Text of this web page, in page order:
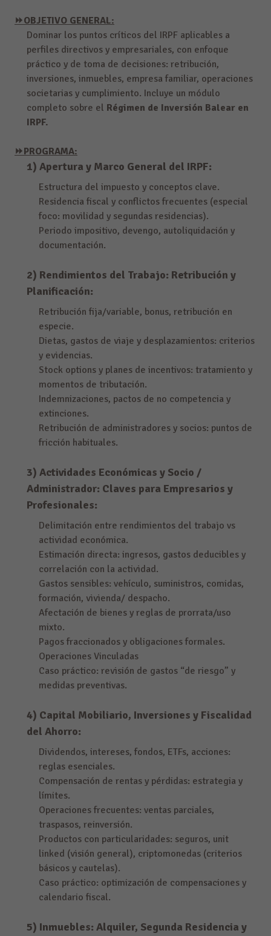
⏩OBJETIVO GENERAL:
Dominar los puntos críticos del IRPF aplicables a
perfiles directivos y empresariales, con enfoque
práctico y de toma de decisiones: retribución,
inversiones, inmuebles, empresa familiar, operaciones
societarias y cumplimiento. Incluye un módulo
completo sobre el Régimen de Inversión Balear en
IRPF.
⏩PROGRAMA:
1) Apertura y Marco General del IRPF:
Estructura del impuesto y conceptos clave.
Residencia fiscal y conflictos frecuentes (especial
foco: movilidad y segundas residencias).
Periodo impositivo, devengo, autoliquidación y
documentación.
2) Rendimientos del Trabajo: Retribución y
Planificación:
Retribución fija/variable, bonus, retribución en
especie.
Dietas, gastos de viaje y desplazamientos: criterios
y evidencias.
Stock options y planes de incentivos: tratamiento y
momentos de tributación.
Indemnizaciones, pactos de no competencia y
extinciones.
Retribución de administradores y socios: puntos de
fricción habituales.
3) Actividades Económicas y Socio /
Administrador: Claves para Empresarios y
Profesionales:
Delimitación entre rendimientos del trabajo vs
actividad económica.
Estimación directa: ingresos, gastos deducibles y
correlación con la actividad.
Gastos sensibles: vehículo, suministros, comidas,
formación, vivienda/ despacho.
Afectación de bienes y reglas de prorrata/uso
mixto.
Pagos fraccionados y obligaciones formales.
Operaciones Vinculadas
Caso práctico: revisión de gastos “de riesgo” y
medidas preventivas.
4) Capital Mobiliario, Inversiones y Fiscalidad
del Ahorro:
Dividendos, intereses, fondos, ETFs, acciones:
reglas esenciales.
Compensación de rentas y pérdidas: estrategia y
límites.
Operaciones frecuentes: ventas parciales,
traspasos, reinversión.
Productos con particularidades: seguros, unit
linked (visión general), criptomonedas (criterios
básicos y cautelas).
Caso práctico: optimización de compensaciones y
calendario fiscal.
5) Inmuebles: Alquiler, Segunda Residencia y